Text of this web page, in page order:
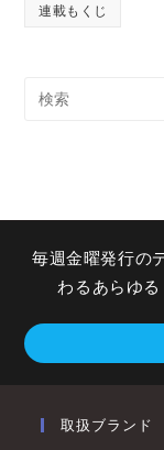
連載もくじ
毎週金曜発行の
わるあらゆ
取扱ブランド